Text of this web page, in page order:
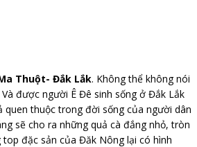
Thuột- Đắk Lắk. Không thể không nói
được người Ê Đê sinh sống ở Đắk Lắk
thuộc trong đời sống của người dân
sẽ cho ra những quả cà đắng nhỏ, tròn
đặc sản của Đăk Nông lại có hình